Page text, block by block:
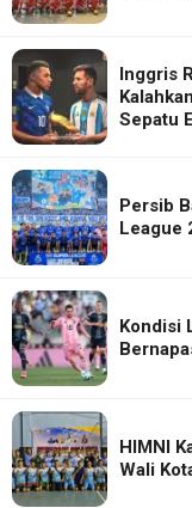
Inggris
Sepatu
Persib
League
Kondisi
HIMNI
Wali